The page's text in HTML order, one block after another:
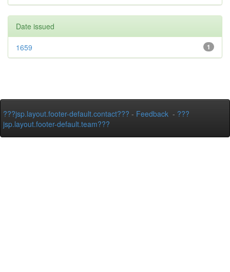
Date issued
1
1659
???jsp.layout.footer-default.contact??? - Feedback - ???
jsp.layout.footer-default.team???